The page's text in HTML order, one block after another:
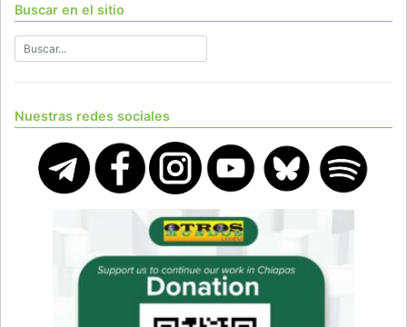
Buscar en el sitio
Nuestras redes sociales